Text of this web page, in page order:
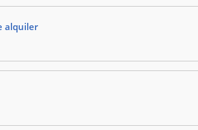
alquiler